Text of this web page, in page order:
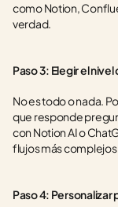
como Notion,
verdad.
Paso 3: Elegir el
No es todo o nada.
que responde
con Notion AI o
flujos más
Paso 4: Personalizar